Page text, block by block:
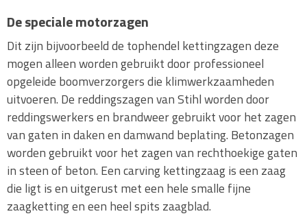
De speciale motorzagen
Dit zijn bijvoorbeeld de tophendel kettingzagen deze
mogen alleen worden gebruikt door professioneel
opgeleide boomverzorgers die klimwerkzaamheden
uitvoeren. De reddingszagen van Stihl worden door
reddingswerkers en brandweer gebruikt voor het zagen
van gaten in daken en damwand beplating. Betonzagen
worden gebruikt voor het zagen van rechthoekige gaten
in steen of beton. Een carving kettingzaag is een zaag
die ligt is en uitgerust met een hele smalle fijne
zaagketting en een heel spits zaagblad.